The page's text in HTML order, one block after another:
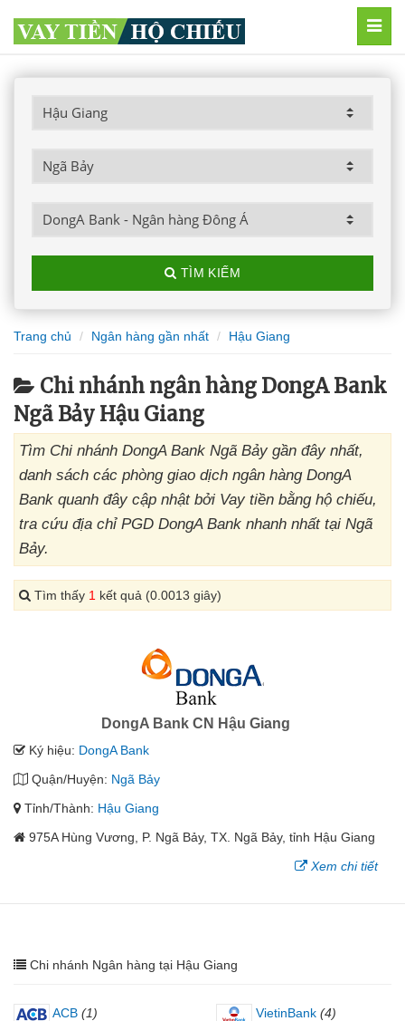
TÌM KIẾM
Trang chủ Ngân hàng gần nhất Hậu Giang
Chi nhánh ngân hàng DongA Bank
Ngã Bảy Hậu Giang
Tìm Chi nhánh DongA Bank Ngã Bảy gần đây nhất,
danh sách các phòng giao dịch ngân hàng DongA
Bank quanh đây cập nhật bởi Vay tiền bằng hộ chiếu,
tra cứu địa chỉ PGD DongA Bank nhanh nhất tại Ngã
Bảy.
Tìm thấy 1 kết quả (0.0013 giây)
DongA Bank CN Hậu Giang
Ký hiệu: DongA Bank
Quận/Huyện: Ngã Bảy
Tỉnh/Thành: Hậu Giang
975A Hùng Vương, P. Ngã Bảy, TX. Ngã Bảy, tỉnh Hậu Giang
Xem chi tiết
Chi nhánh Ngân hàng tại Hậu Giang
ACB (1) VietinBank (4)